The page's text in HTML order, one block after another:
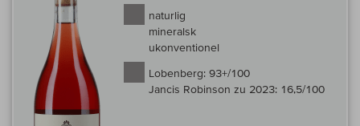
naturlig
mineralsk
ukonventionel
Lobenberg: 93+/100
Jancis Robinson zu 2023: 16,5/100